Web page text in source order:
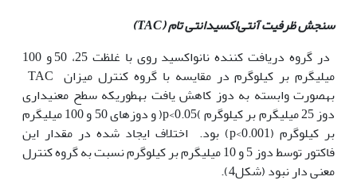
سنجش ظرفیت آنتی‌اکسیدانتی تام (TAC
)
در گروه دریافت کننده نانواکسید روی با غلظت 25، 50 و 100
به‫صورت وابسته به دوز کاهش یافت به‫طوری‫که سطح معنی‫داری
دوز 25 میلی‫گرم بر کیلوگرم )p<0.05( و دوزهای 50 و 100 میلی‫گرم
بر کیلوگرم (p<0.001) بود. اختلاف ایجاد شده در مقدار این
فاکتور توسط دوز 5 و 10 میلی‫گرم بر کیلوگرم نسبت به گروه کنترل
معنی دار نبود ‫(شکل4).